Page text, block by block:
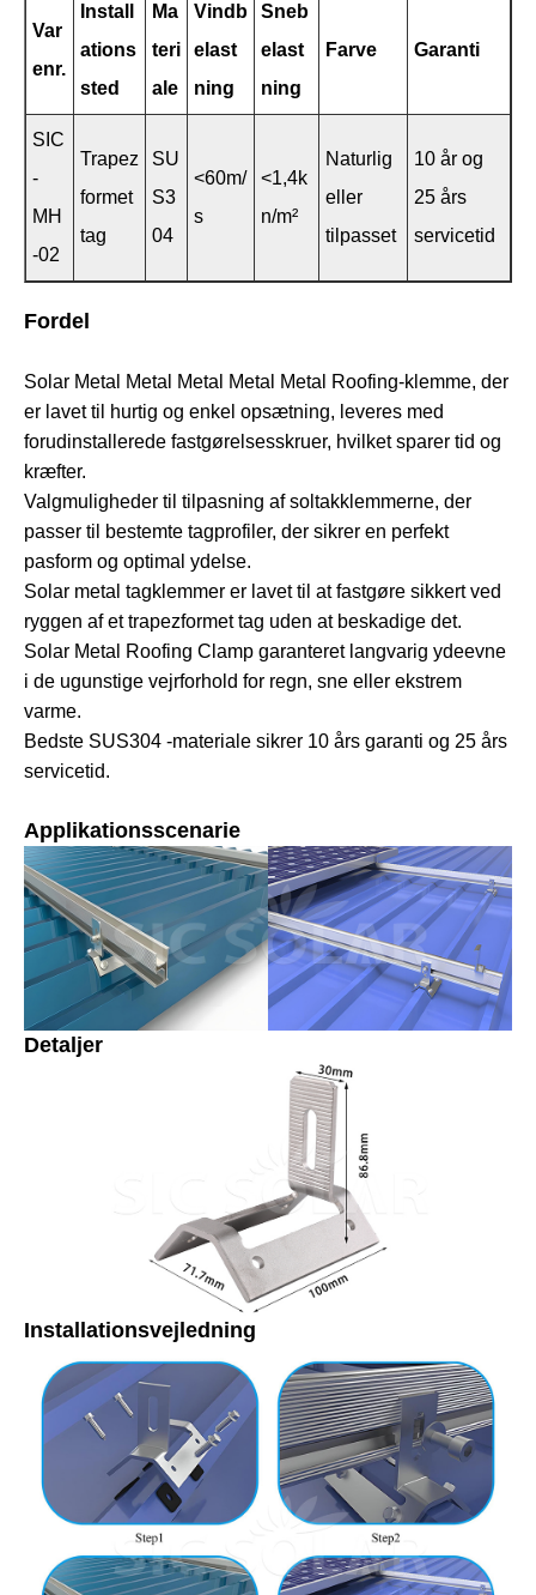
Var
enr.
Install
ations
sted
Ma
teri
ale
Vindb
elast
ning
Sneb
elast
ning
Farve Garanti
SIC
-
MH
-02
Trapez
formet
tag
SU
S3
04
<60m/
s
<1,4k
n/m²
Naturlig
eller
tilpasset
10 år og
25 års
servicetid
Fordel
Solar Metal Metal Metal Metal Metal Roofing-klemme, der
er lavet til hurtig og enkel opsætning, leveres med
forudinstallerede fastgørelsesskruer, hvilket sparer tid og
kræfter.
Valgmuligheder til tilpasning af soltakklemmerne, der
passer til bestemte tagprofiler, der sikrer en perfekt
pasform og optimal ydelse.
Solar metal tagklemmer er lavet til at fastgøre sikkert ved
ryggen af et trapezformet tag uden at beskadige det.
Solar Metal Roofing Clamp garanteret langvarig ydeevne
i de ugunstige vejrforhold for regn, sne eller ekstrem
varme.
Bedste SUS304 -materiale sikrer 10 års garanti og 25 års
servicetid.
Applikationsscenarie
Detaljer
Installationsvejledning